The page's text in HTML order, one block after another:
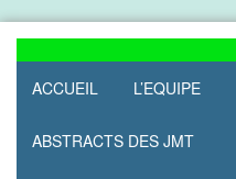
contentACCUEIL L’EQUIPE
ABSTRACTS DES JMT